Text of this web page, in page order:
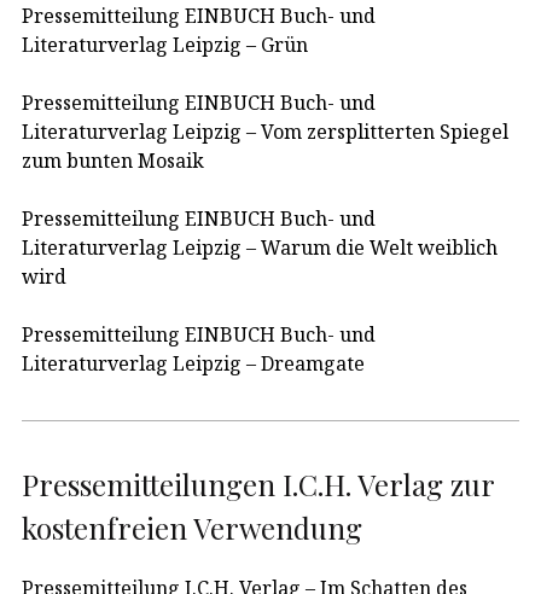
Pressemitteilung EINBUCH Buch- und
Literaturverlag Leipzig – Grün
Pressemitteilung EINBUCH Buch- und
Literaturverlag Leipzig – Vom zersplitterten Spiegel
zum bunten Mosaik
Pressemitteilung EINBUCH Buch- und
Literaturverlag Leipzig – Warum die Welt weiblich
wird
Pressemitteilung EINBUCH Buch- und
Literaturverlag Leipzig – Dreamgate
Pressemitteilungen I.C.H. Verlag zur
kostenfreien Verwendung
Pressemitteilung I.C.H. Verlag – Im Schatten des